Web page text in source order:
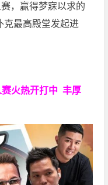
，赢得梦寐以求的
克最高殿堂发起进
赛火热开打中 丰厚